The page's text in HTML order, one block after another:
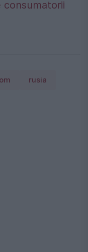
consumatorii
rusia